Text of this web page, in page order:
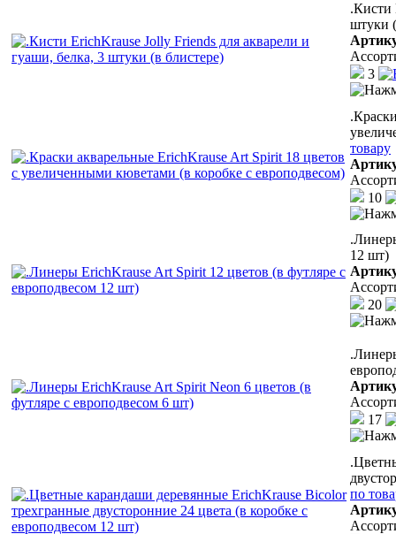
.Кисти
штуки
3
товару
10
12 шт)
20
17
по